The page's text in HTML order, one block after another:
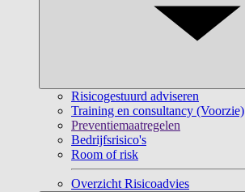
Risicogestuurd adviseren
Training en consultancy (Voorzie)
Preventiemaatregelen
Bedrijfsrisico's
Room of risk
Overzicht Risicoadvies